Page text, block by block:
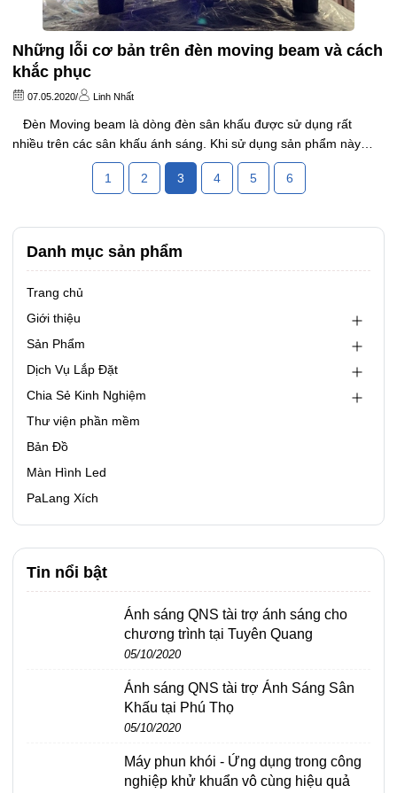
Những lỗi cơ bản trên đèn moving beam và cách
khắc phục
07.05.2020/ Linh Nhất
Đèn Moving beam là dòng đèn sân khấu được sử dụng rất
nhiều trên các sân khấu ánh sáng. Khi sử dụng sản phẩm này
qua một thời gian thường xuất hiện nhiều lỗi. Các lỗi này có thể là
lỗi nhẹ nhưng cũng có những lỗi tương đối...
1 2 3 4 5 6
Danh mục sản phẩm
Trang chủ
Giới thiệu
Sản Phẩm
Dịch Vụ Lắp Đặt
Chia Sẻ Kinh Nghiệm
Thư viện phần mềm
Bản Đồ
Màn Hình Led
PaLang Xích
Tin nổi bật
Ánh sáng QNS tài trợ ánh sáng cho
chương trình tại Tuyên Quang
05/10/2020
Ánh sáng QNS tài trợ Ánh Sáng Sân
Khấu tại Phú Thọ
05/10/2020
Máy phun khói - Ứng dụng trong công
nghiệp khử khuẩn vô cùng hiệu quả